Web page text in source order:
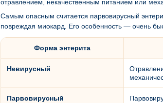
отравлением, некачественным питанием или
Самым опасным считается парвовирусный
повреждая миокард. Его особенность — очень
Форма энтерита
Невирусный
Парвовирусный